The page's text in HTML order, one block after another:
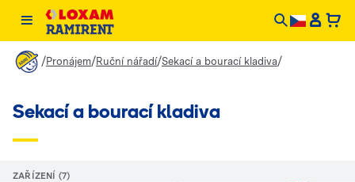
/Pronájem/Ruční nářadí/Sekací a bourací kladiva/
Sekací a bourací kladiva
ZAŘÍZENÍ (7)